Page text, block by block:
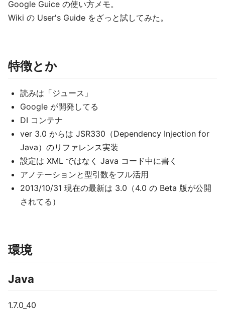
Google Guice の使い方メモ。
Wiki の User's Guide をざっと試してみた。
特徴とか
読みは「ジュース」
Google が開発してる
DI コンテナ
ver 3.0 からは JSR330（Dependency Injection for
Java）のリファレンス実装
設定は XML ではなく Java コード中に書く
アノテーションと型引数をフル活用
2013/10/31 現在の最新は 3.0（4.0 の Beta 版が公開
されてる）
環境
Java
1.7.0_40